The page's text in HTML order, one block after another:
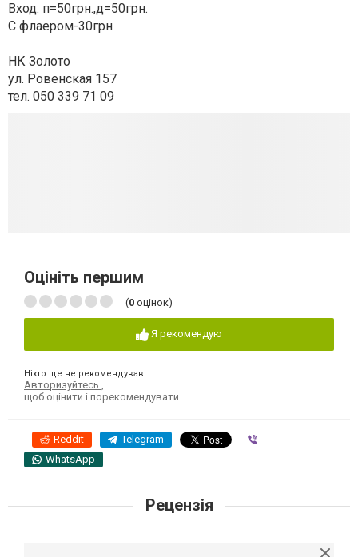
Вход: п=50грн.,д=50грн.
С флаером-30грн
НК Золото
ул. Ровенская 157
тел. 050 339 71 09
Оцініть першим
(0 оцінок)
Я рекомендую
Ніхто ще не рекомендував
Авторизуйтесь
щоб оцінити і порекомендувати
Reddit Telegram
WhatsApp
Рецензія